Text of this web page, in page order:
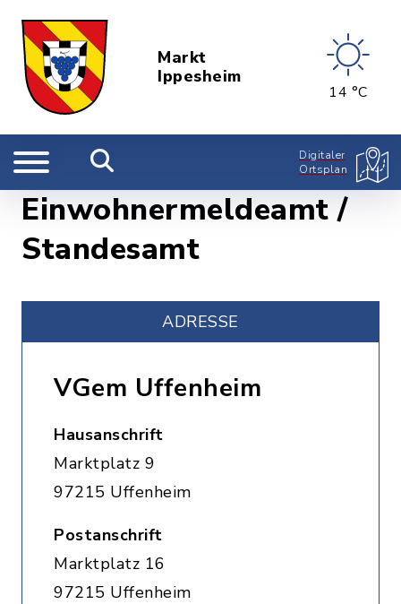
Markt
Ippesheim
14 °C
Digitaler
Ortsplan
Einwohnermeldeamt /
Standesamt
ADRESSE
VGem Uffenheim
Hausanschrift
Marktplatz 9
97215 Uffenheim
Postanschrift
Marktplatz 16
97215 Uffenheim